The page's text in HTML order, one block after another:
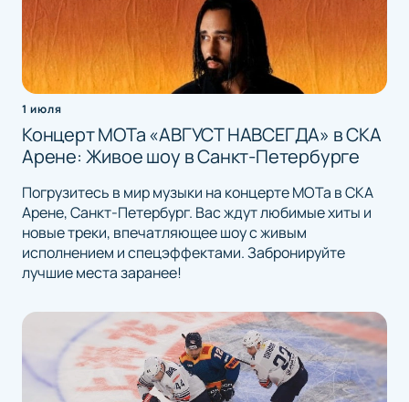
1 июля
Концерт МОТа «АВГУСТ НАВСЕГДА» в СКА
Арене: Живое шоу в Санкт-Петербурге
Погрузитесь в мир музыки на концерте МОТа в СКА
Арене, Санкт-Петербург. Вас ждут любимые хиты и
новые треки, впечатляющее шоу с живым
исполнением и спецэффектами. Забронируйте
лучшие места заранее!